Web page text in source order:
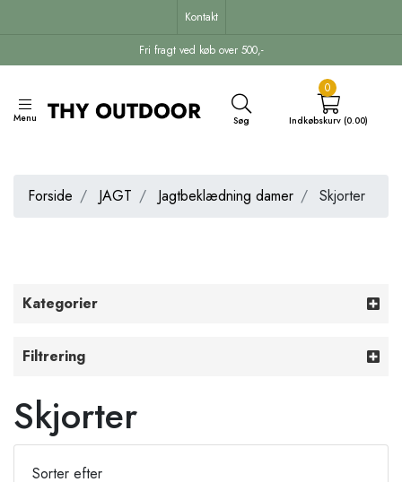
Fri fragt ved køb over 500,-
Kontakt
Menu Søg
0
Indkøbskurv (0.00)
Forside JAGT Jagtbeklædning damer Skjorter
Kategorier
Filtrering
Skjorter
Sorter efter